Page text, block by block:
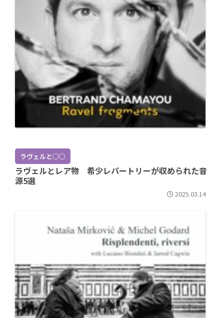
ラヴェルと○○
ラヴェルとレア物 希少レパートリーが収められた音
源5選
2025.03.14